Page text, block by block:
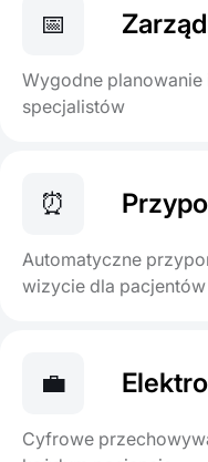
📅
Wygodne
specjalistów
⏰
Automatyczne
wizycie dla pacjentów
💼
Cyfrowe